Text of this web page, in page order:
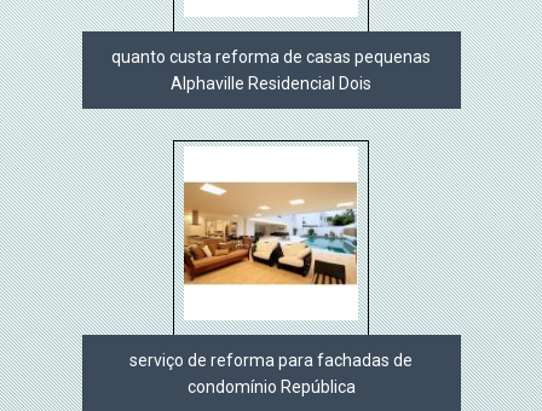
quanto custa reforma de casas pequenas
Alphaville Residencial Dois
serviço de reforma para fachadas de
condomínio República